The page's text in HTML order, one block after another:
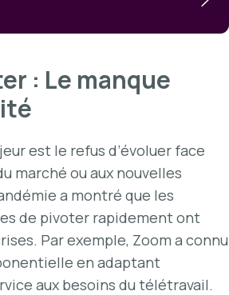
: Le manque
est le refus d’évoluer face
marché ou aux nouvelles
a montré que les
de pivoter rapidement ont
Par exemple, Zoom a connu
en adaptant
aux besoins du télétravail.